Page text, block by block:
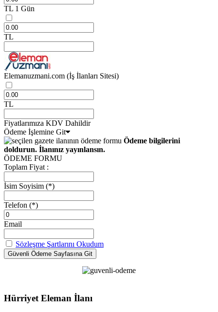
TL 1 Gün
TL
Elemanuzmani.com (İş İlanları Sitesi)
TL
Fiyatlarımıza KDV Dahildir
Ödeme İşlemine Git
Ödeme bilgilerini
doldurun. İlanınız yayınlansın.
ÖDEME FORMU
Toplam Fiyat :
İsim Soyisim (*)
Telefon (*)
Email
Sözleşme Şartlarını Okudum
Hürriyet Eleman İlanı